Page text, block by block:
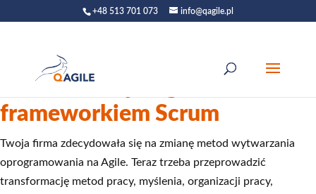
+48 513 701 073 info@qagile.pl
Transformacja Agile z
frameworkiem Scrum
Twoja firma zdecydowała się na zmianę metod wytwarzania
oprogramowania na Agile. Teraz trzeba przeprowadzić
transformację metod pracy, myślenia, organizacji pracy,